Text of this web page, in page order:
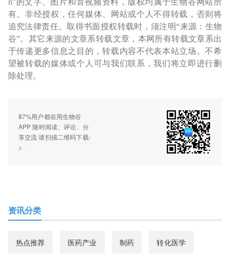
n”的文字、图片和音视频资料，版权均属于生物谷网站所
有。非经授权，任何媒体、网站或个人不得转载，否则将
追究法律责任。取得书面授权转载时，须注明“来源：生物
谷”。其它来源的文章系转载文章，本网所有转载文章系出
于传递更多信息之目的，转载内容不代表本站立场。不希
望被转载的媒体或个人可与我们联系，我们将立即进行删
除处理。
87%用户都在用生物谷
APP 随时阅读、评论、分
享交流 请扫描二维码下载-
>
资讯分类
热点推荐 医药产业 制药 转化医学